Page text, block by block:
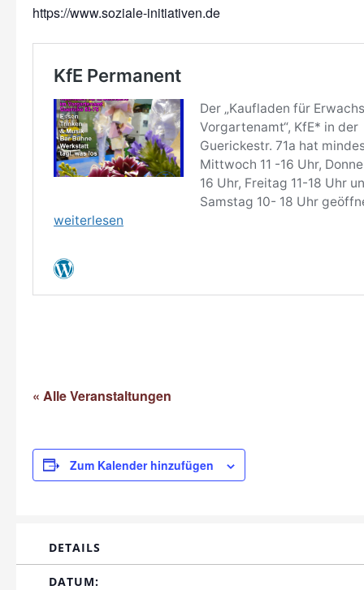
https://www.soziale-initiativen.de
« Alle Veranstaltungen
Zum Kalender hinzufügen
DETAILS
DATUM: